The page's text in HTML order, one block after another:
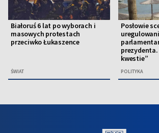
Białoruś 6 lat po wyborach i
masowych protestach
przeciwko Łukaszence
ŚWIAT
Posłowie
prezydenta.
kwestie”
POLITYKA